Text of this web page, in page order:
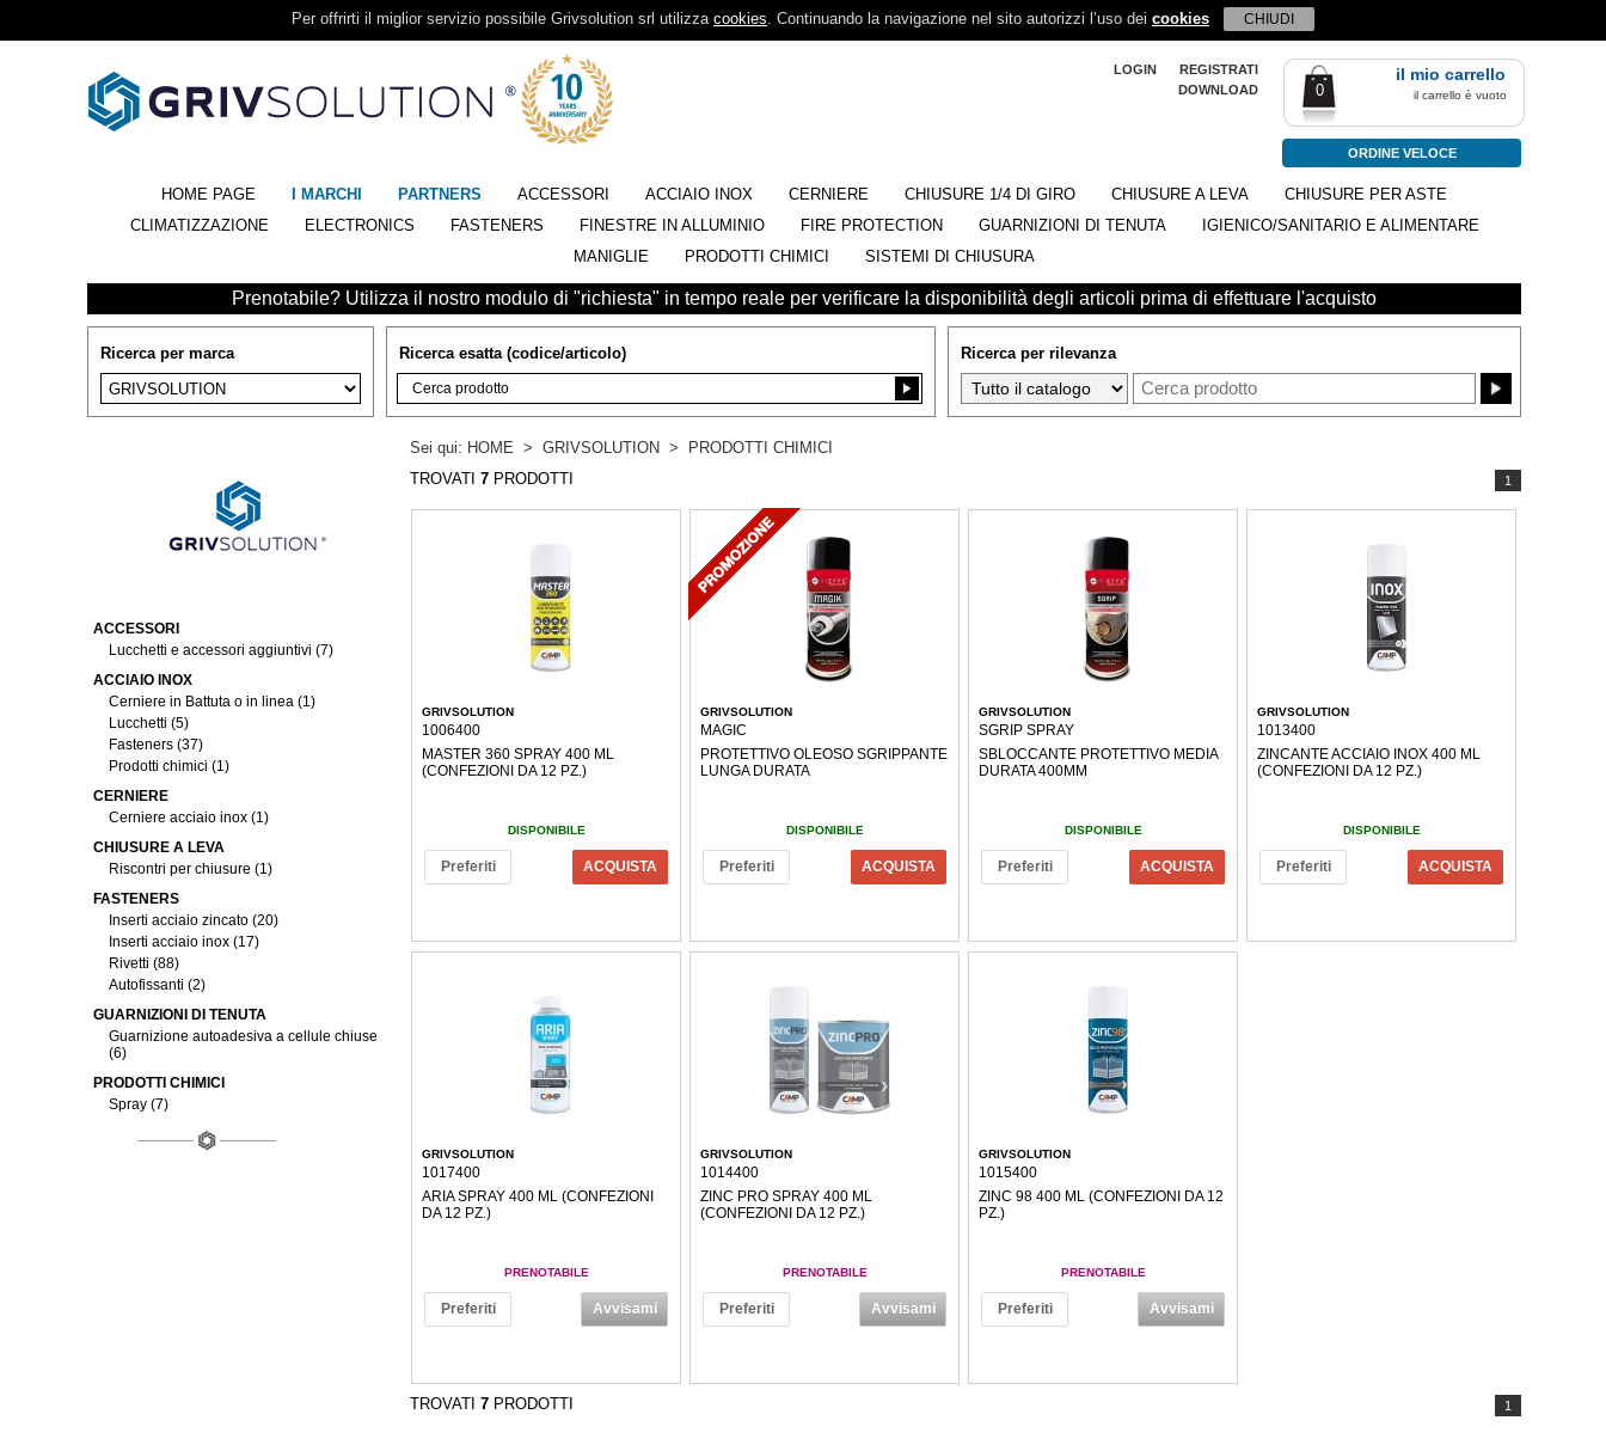
Per offrirti il miglior servizio possibile Grivsolution srl utilizza cookies. Continuando la navigazione nel sito autorizzi l’uso dei cookies CHIUDI
il mio carrello
0 il carrello è vuoto
ORDINE VELOCE
LOGIN
REGISTRATI
DOWNLOAD
HOME PAGE I MARCHI PARTNERS ACCESSORI ACCIAIO INOX CERNIERE CHIUSURE 1/4 DI GIRO CHIUSURE A LEVA
CHIUSURE PER ASTE
CLIMATIZZAZIONE
ELECTRONICS FASTENERS FINESTRE IN ALLUMINIO FIRE PROTECTION GUARNIZIONI DI TENUTA
IGIENICO/SANITARIO E ALIMENTARE
MANIGLIE
PRODOTTI CHIMICI SISTEMI DI CHIUSURA
Prenotabile? Utilizza il nostro modulo di "richiesta" in tempo reale per verificare la disponibilità degli articoli prima di effettuare l'acquisto
Ricerca per marca Ricerca esatta (codice/articolo) Ricerca per rilevanza
ACCESSORI
Lucchetti e accessori aggiuntivi (7)
ACCIAIO INOX
Cerniere in Battuta o in linea (1)
Lucchetti (5)
Fasteners (37)
Prodotti chimici (1)
CERNIERE
Cerniere acciaio inox (1)
CHIUSURE A LEVA
Riscontri per chiusure (1)
FASTENERS
Inserti acciaio zincato (20)
Inserti acciaio inox (17)
Rivetti (88)
Autofissanti (2)
GUARNIZIONI DI TENUTA
Guarnizione autoadesiva a cellule chiuse
(6)
PRODOTTI CHIMICI
Spray (7)
Sei qui: HOME > GRIVSOLUTION >
PRODOTTI CHIMICI
TROVATI 7 PRODOTTI 1
GRIVSOLUTION
1006400
MASTER 360 SPRAY 400 ML
(CONFEZIONI DA 12 PZ.)
DISPONIBILE
Preferiti ACQUISTA
GRIVSOLUTION
MAGIC
PROTETTIVO OLEOSO SGRIPPANTE
LUNGA DURATA
DISPONIBILE
Preferiti ACQUISTA
GRIVSOLUTION
SGRIP SPRAY
SBLOCCANTE PROTETTIVO MEDIA
DURATA 400MM
DISPONIBILE
Preferiti ACQUISTA
GRIVSOLUTION
1013400
ZINCANTE ACCIAIO INOX 400 ML
(CONFEZIONI DA 12 PZ.)
DISPONIBILE
Preferiti ACQUISTA
GRIVSOLUTION
1017400
ARIA SPRAY 400 ML (CONFEZIONI
DA 12 PZ.)
PRENOTABILE
Preferiti Avvisami
GRIVSOLUTION
1014400
ZINC PRO SPRAY 400 ML
(CONFEZIONI DA 12 PZ.)
PRENOTABILE
Preferiti Avvisami
GRIVSOLUTION
1015400
ZINC 98 400 ML (CONFEZIONI DA 12
PZ.)
PRENOTABILE
Preferiti Avvisami
TROVATI 7 PRODOTTI 1